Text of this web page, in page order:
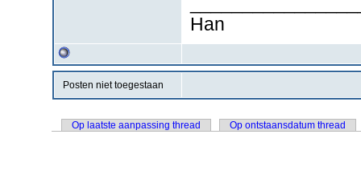
Han
Posten niet toegestaan
Op laatste aanpassing thread Op ontstaansdatum thread